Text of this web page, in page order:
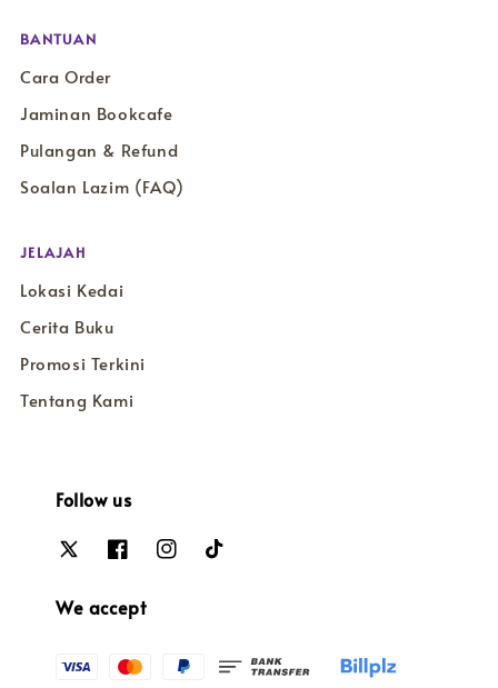
BANTUAN
Cara Order
Jaminan Bookcafe
Pulangan & Refund
Soalan Lazim (FAQ)
JELAJAH
Lokasi Kedai
Cerita Buku
Promosi Terkini
Tentang Kami
Follow us
We accept